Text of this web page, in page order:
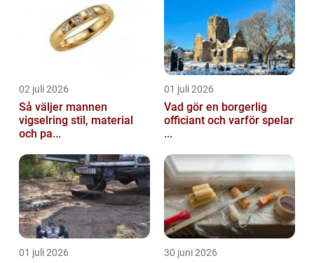
02 juli 2026
Så väljer mannen
vigselring stil, material
och pa...
01 juli 2026
Vad gör en borgerlig
officiant och varför spelar
...
01 juli 2026 30 juni 2026